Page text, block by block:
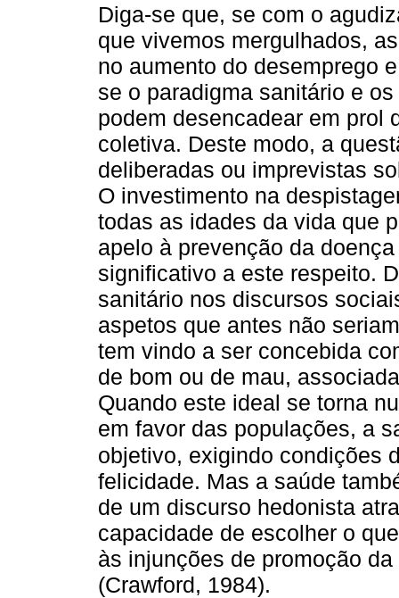
Diga-se que, se com o
que vivemos mergulhados,
no aumento do desemprego
se o paradigma sanitário e
podem desencadear em prol
coletiva. Deste modo, a
deliberadas ou imprevistas
O investimento na
todas as idades da vida que
apelo à prevenção da
significativo a este respeito.
sanitário nos discursos
aspetos que antes não
tem vindo a ser concebida
de bom ou de mau,
Quando este ideal se torna
em favor das populações, a
objetivo, exigindo condições
felicidade. Mas a saúde
de um discurso hedonista
capacidade de escolher o
às injunções de promoção
(Crawford, 1984).